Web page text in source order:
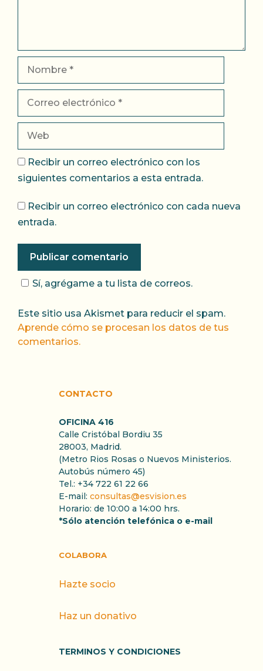
electrónico
Recibir un correo electrónico con los
siguientes comentarios a esta entrada.
Recibir un correo electrónico con cada nueva
entrada.
Sí, agrégame a tu lista de correos.
Este sitio usa Akismet para reducir el spam.
Aprende cómo se procesan los datos de tus
comentarios.
CONTACTO
OFICINA 416
Calle Cristóbal Bordiu 35
28003, Madrid.
(Metro Rios Rosas o Nuevos Ministerios.
Autobús número 45)
Tel.: +34 722 61 22 66
E-mail: consultas@esvision.es
Horario: de 10:00 a 14:00 hrs.
*Sólo atención telefónica o e-mail
COLABORA
Hazte socio
Haz un donativo
TERMINOS Y CONDICIONES